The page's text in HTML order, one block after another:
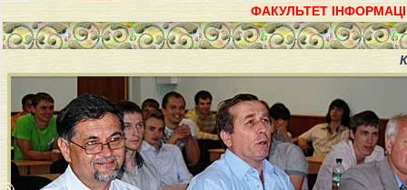
ФАКУЛЬТЕТ